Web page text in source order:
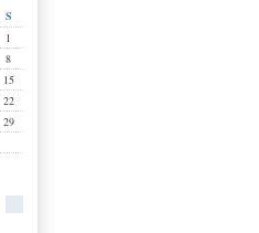
S
1
8
15
22
29